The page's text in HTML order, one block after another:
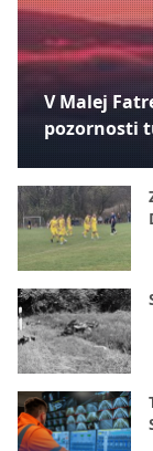
V Malej
pozornosti